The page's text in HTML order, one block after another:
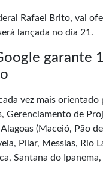
Rafael Brito, vai
lançada no dia 21.
garante
vez mais orientado
Gerenciamento de
(Maceió, Pão
Pilar, Messias, Rio
Santana do